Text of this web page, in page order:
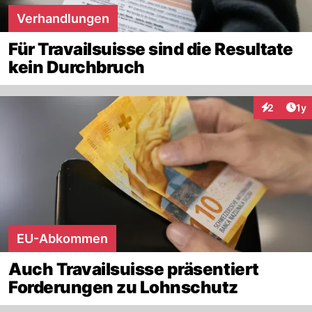
Verhandlungen
Für Travailsuisse sind die Resultate
kein Durchbruch
2 1y
EU-Abkommen
Auch Travailsuisse präsentiert
Forderungen zu Lohnschutz